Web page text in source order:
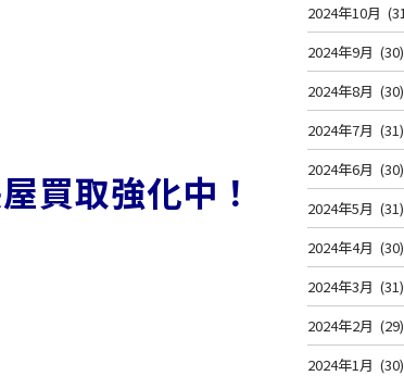
買取強化中！
2024年10月
2024年9月 (30)
2024年8月 (30)
2024年7月 (31)
2024年6月 (30)
2024年5月 (31)
2024年4月 (30)
2024年3月 (31)
2024年2月 (29)
2024年1月 (30)